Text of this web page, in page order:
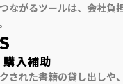
ながるツールは、会社負
入補助
された書籍の貸し出しや